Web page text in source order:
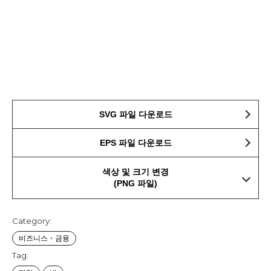
SVG 파일 다운로드
EPS 파일 다운로드
색상 및 크기 변경
(PNG 파일)
Category:
비즈니스・금융
Tag: